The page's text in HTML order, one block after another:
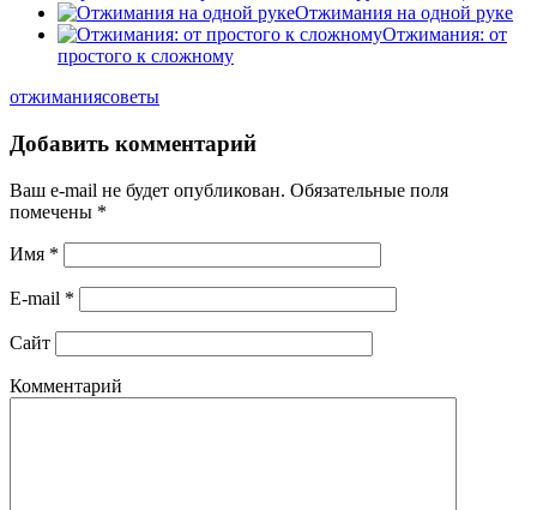
Отжимания на одной руке
Отжимания: от
простого к сложному
отжиманиясоветы
Добавить комментарий
Ваш e-mail не будет опубликован. Обязательные поля
помечены *
Имя *
E-mail *
Сайт
Комментарий